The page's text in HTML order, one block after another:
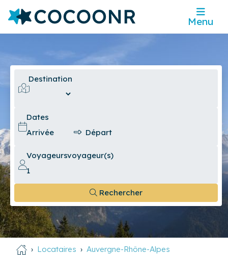
Menu
Destination
Dates
Voyageursvoyageur(s)
Rechercher
Locataires
Auvergne-Rhône-Alpes